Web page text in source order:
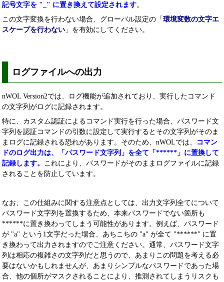
記号文字を "_" に置き換えて設定されます。
この文字変換を行わない場合、グローバル設定の「環境変数の文字エ
スケープを行わない 」を有効にしてください。
ログファイルへの出力
nWOL Version2では、ログ機能が追加されており、実行したコマンド
の文字列がログに記録されます。
特に、カスタム認証によるコマンド実行を行った場合、パスワード文
字列を認証コマンドの引数に設定して実行するとその文字列がそのま
まログに記録される恐れがあります。そのため、nWOLでは、
コマン
ドのログ出力は、「パスワード文字列」を全て「******」に置換して
記録します。
これにより、パスワードがそのままログファイルに記録
されることを防止しています。
なお、この仕組みに関する注意点としては、出力文字列全てについて
パスワード文字列を置換するため、本来パスワードでない箇所も
******に置き換わってしまう可能性があります。例えば、パスワード
が "a" という1文字だった場合、あちこちの "a" が全て "******" に置
き換わって出力されますのでご注意ください。通常、パスワード文字
列は相応の複雑さの文字列だと思うので、あまりこの問題を考える必
要はないかもしれませんが、あまりシンプルなパスワードであった場
合、他の個所がマスクされることにより、推測されてしまうリスクも